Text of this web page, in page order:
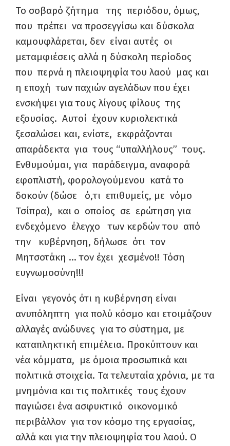
Το σοβαρό ζήτημα της περιόδου, όμως,
που πρέπει να προσεγγίσω και δύσκολα
καμουφλάρεται, δεν είναι αυτές οι
μεταμφιέσεις αλλά η δύσκολη περίοδος
που περνά η πλειοψηφία του λαού μας και
η εποχή των παχιών αγελάδων που έχει
ενσκήψει για τους λίγους φίλους της
εξουσίας. Αυτοί έχουν κυριολεκτικά
ξεσαλώσει και, ενίοτε, εκφράζονται
απαράδεκτα για τους “υπαλλήλους” τους.
Ενθυμούμαι, για παράδειγμα, αναφορά
εφοπλιστή, φορολογούμενου κατά το
δοκούν (δώσε ό,τι επιθυμείς, με νόμο
Τσίπρα), και ο οποίος σε ερώτηση για
ενδεχόμενο έλεγχο των κερδών του από
την κυβέρνηση, δήλωσε ότι τον
Μητσοτάκη … τον έχει χεσμένο!! Τόση
ευγνωμοσύνη!!!
Είναι γεγονός ότι η κυβέρνηση είναι
ανυπόληπτη για πολύ κόσμο και ετοιμάζουν
αλλαγές ανώδυνες για το σύστημα, με
καταπληκτική επιμέλεια. Προκύπτουν και
νέα κόμματα, με όμοια προσωπικά και
πολιτικά στοιχεία. Τα τελευταία χρόνια, με τα
μνημόνια και τις πολιτικές τους έχουν
παγιώσει ένα ασφυκτικό οικονομικό
περιβάλλον για τον κόσμο της εργασίας,
αλλά και για την πλειοψηφία του λαού. Ο